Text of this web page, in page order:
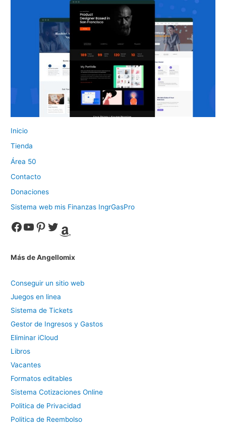
Inicio
Tienda
Área 50
Contacto
Donaciones
Sistema web mis Finanzas IngrGasPro
Facebook YouTube Pinterest Twitter Amazon
Más de Angellomix
Conseguir un sitio web
Juegos en linea
Sistema de Tickets
Gestor de Ingresos y Gastos
Eliminar iCloud
Libros
Vacantes
Formatos editables
Sistema Cotizaciones Online
Politica de Privacidad
Politica de Reembolso